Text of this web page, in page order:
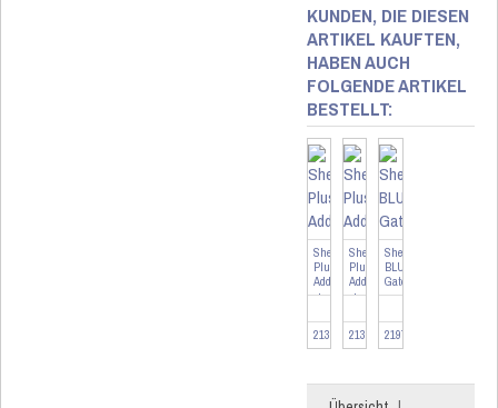
KUNDEN, DIE DIESEN
ARTIKEL KAUFTEN,
HABEN AUCH
FOLGENDE ARTIKEL
BESTELLT:
Shelly
Plus
AddOn
+
DS18B20-
3
Meter
213531-1TS
Shelly
Plus
AddOn
+
DS18B20
a
3
Länge
213531-3TS
Shelly
BLU
Gateway
219776